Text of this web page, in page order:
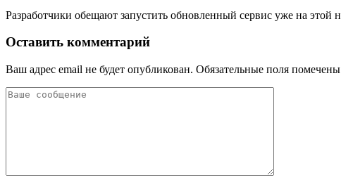
Разработчики обещают запустить обновленный сервис уже на этой
Оставить комментарий
Ваш адрес email не будет опубликован. Обязательные поля помечены